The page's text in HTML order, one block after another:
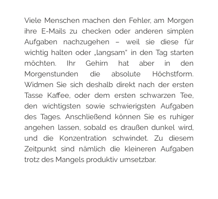
Viele Menschen machen den Fehler, am Morgen
ihre E-Mails zu checken oder anderen simplen
Aufgaben nachzugehen – weil sie diese für
wichtig halten oder „langsam“ in den Tag starten
möchten. Ihr Gehirn hat aber in den
Morgenstunden die absolute Höchstform.
Widmen Sie sich deshalb direkt nach der ersten
Tasse Kaffee, oder dem ersten schwarzen Tee,
den wichtigsten sowie schwierigsten Aufgaben
des Tages. Anschließend können Sie es ruhiger
angehen lassen, sobald es draußen dunkel wird,
und die Konzentration schwindet. Zu diesem
Zeitpunkt sind nämlich die kleineren Aufgaben
trotz des Mangels produktiv umsetzbar.